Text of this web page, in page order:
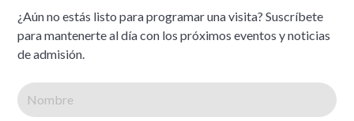
¿Aún no estás listo para programar una visita? Suscríbete
para mantenerte al día con los próximos eventos y noticias
de admisión.